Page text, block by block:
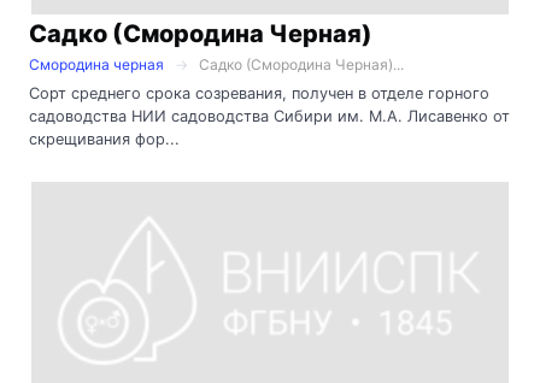
Садко (Смородина Черная)
Смородина черная
Садко (Смородина Черная)...
Сорт среднего срока созревания, получен в отделе горного
садоводства НИИ садоводства Сибири им. М.А. Лисавенко от
скрещивания фор...